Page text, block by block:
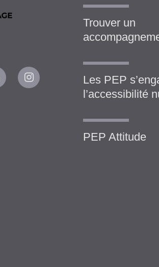
Trouver un
Les PEP
l’accessibilité
PEP Attitude